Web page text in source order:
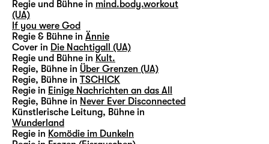
Regie und Bühne in mind.body.workout
(UA)
If you were God
Regie & Bühne in Ännie
Cover in Die Nachtigall (UA)
Regie und Bühne in Kult.
Regie, Bühne in Über Grenzen (UA)
Regie, Bühne in TSCHICK
Regie in Einige Nachrichten an das All
Regie, Bühne in Never Ever Disconnected
Künstlerische Leitung, Bühne in
Wunderland
Regie in Komödie im Dunkeln